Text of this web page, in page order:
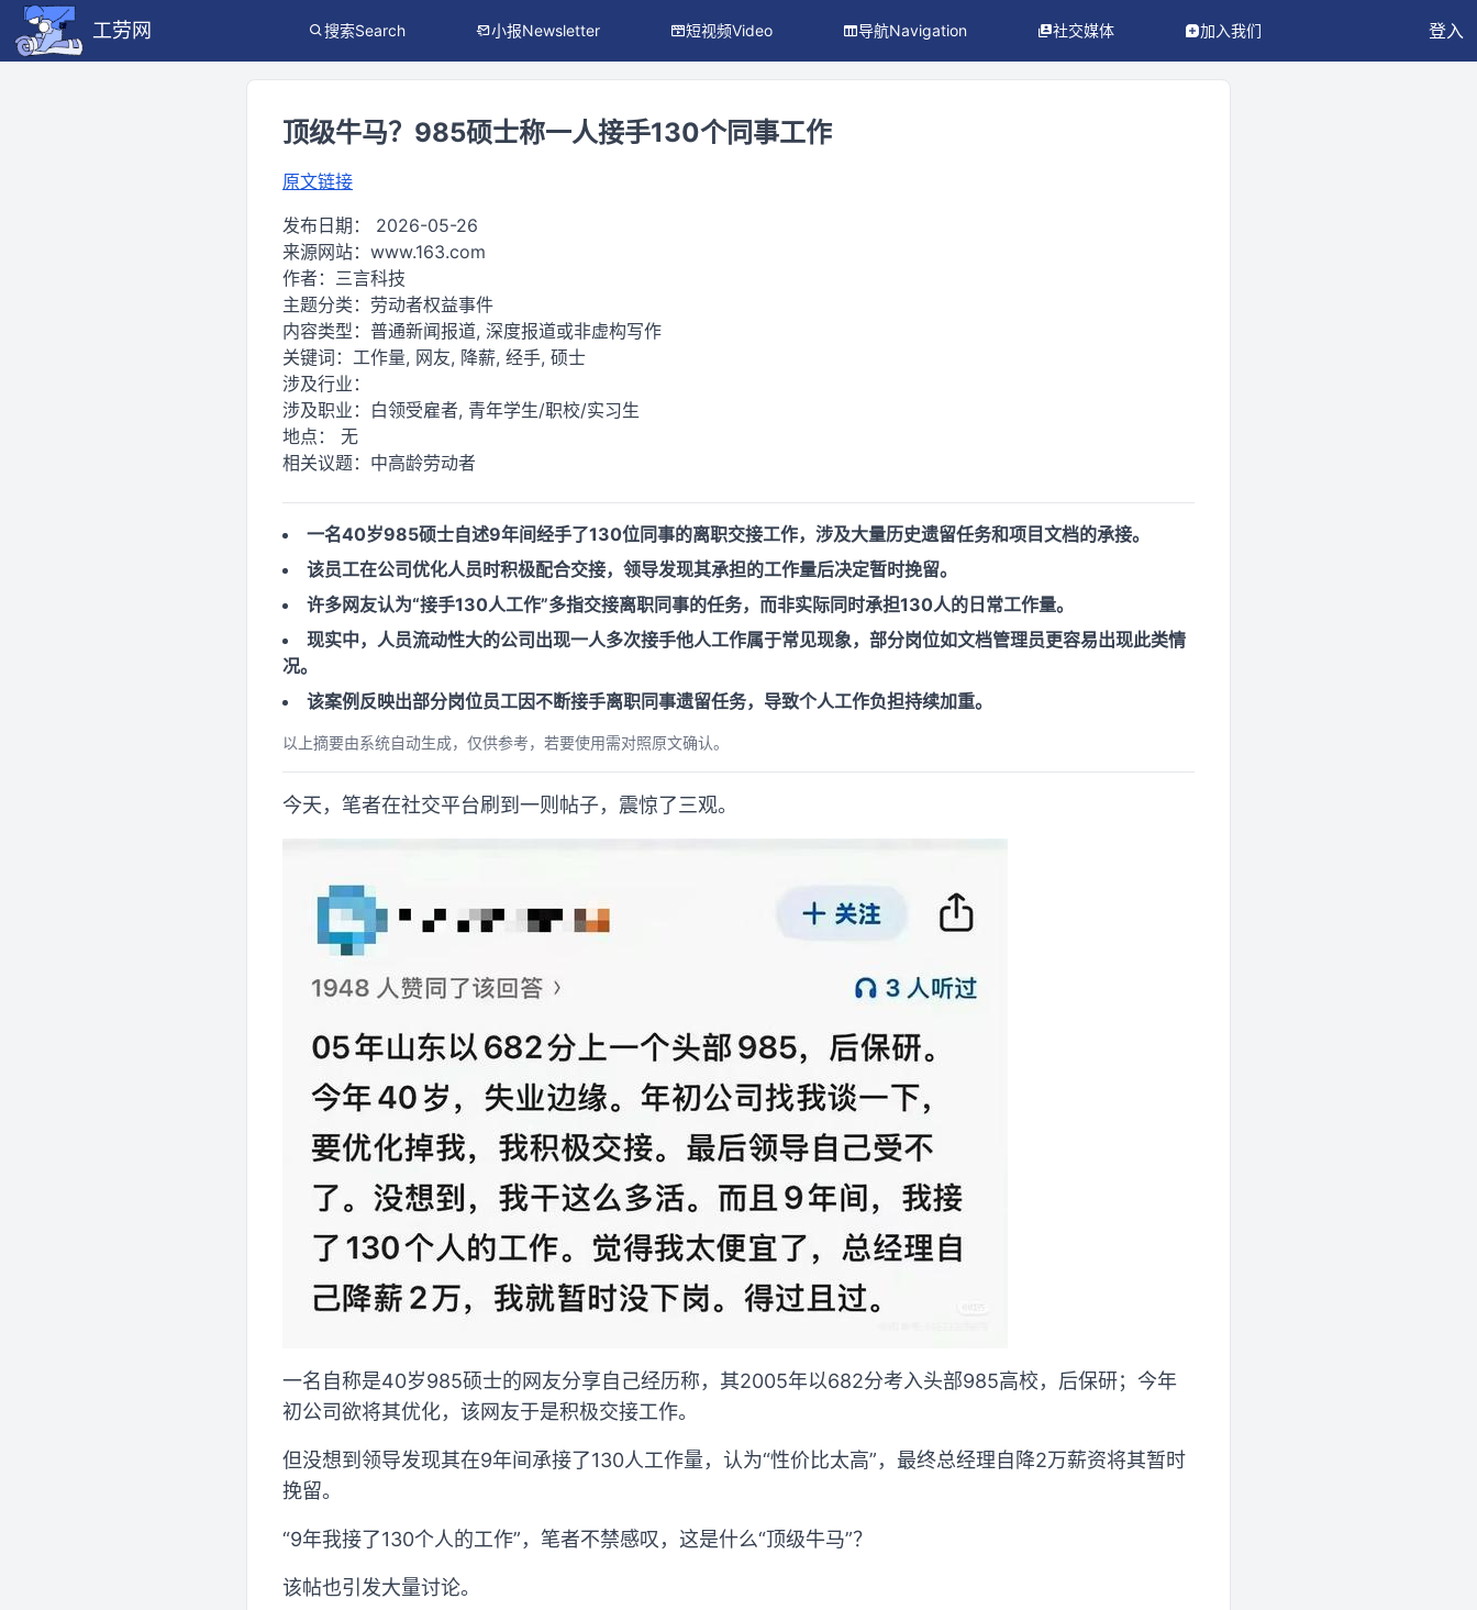
工劳网 搜索Search 小报Newsletter 短视频Video 导航Navigation 社交媒体 加入我们 登入
顶级牛马？985硕士称一人接手130个同事工作
原文链接
发布日期： 2026-05-26
来源网站： www.163.com
作者： 三言科技
主题分类： 劳动者权益事件
内容类型： 普通新闻报道, 深度报道或非虚构写作
关键词： 工作量, 网友, 降薪, 经手, 硕士
涉及行业：
涉及职业： 白领受雇者, 青年学生/职校/实习生
地点： 无
相关议题： 中高龄劳动者
一名40岁985硕士自述9年间经手了130位同事的离职交接工作，涉及大量历史遗留任务和项目文档的承接。
该员工在公司优化人员时积极配合交接，领导发现其承担的工作量后决定暂时挽留。
许多网友认为“接手130人工作”多指交接离职同事的任务，而非实际同时承担130人的日常工作量。
现实中，人员流动性大的公司出现一人多次接手他人工作属于常见现象，部分岗位如文档管理员更容易出现此类情
况。
该案例反映出部分岗位员工因不断接手离职同事遗留任务，导致个人工作负担持续加重。
以上摘要由系统自动生成，仅供参考，若要使用需对照原文确认。
今天，笔者在社交平台刷到一则帖子，震惊了三观。
一名自称是40岁985硕士的网友分享自己经历称，其2005年以682分考入头部985高校，后保研；今年
初公司欲将其优化，该网友于是积极交接工作。
但没想到领导发现其在9年间承接了130人工作量，认为“性价比太高”，最终总经理自降2万薪资将其暂时
挽留。
“9年我接了130个人的工作”，笔者不禁感叹，这是什么“顶级牛马”？
该帖也引发大量讨论。